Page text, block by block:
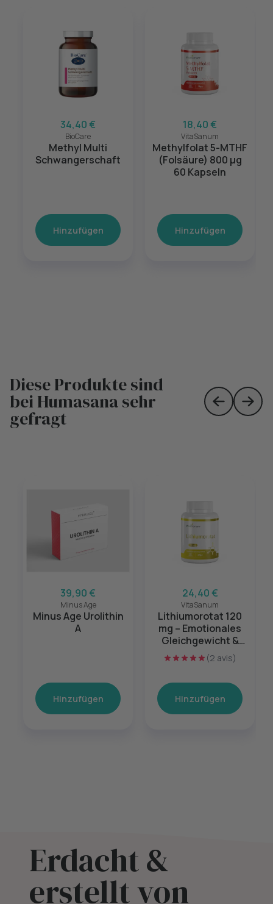
34,40 €
BioCare
Methyl Multi
Schwangerschaft
Hinzufügen
18,40 €
VitaSanum
Methylfolat 5-MTHF
(Folsäure) 800 μg
60 Kapseln
Hinzufügen
Diese Produkte sind
bei Humasana sehr
gefragt Skip toSkip
39,90 €
Minus Age
Minus Age Urolithin
A
Hinzufügen
24,40 €
VitaSanum
Lithiumorotat 120
mg – Emotionales
Gleichgewicht &
mentale Balance –
60 Kapseln
(2 avis)
Hinzufügen
Erdacht &
erstellt von